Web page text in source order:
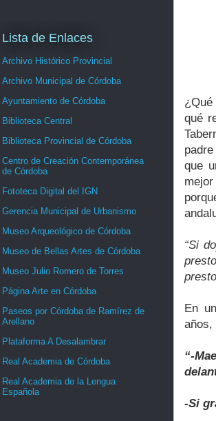
qué
que
“Si
En
años,
“-
-Si
Lista de Enlaces
Archivo Histórico Provincial
Archivo Municipal de Córdoba
Ayuntamiento de Córdoba
Biblioteca Central
Biblioteca Provincial de Córdoba
Centro de Creación Contemporánea
de Córdoba
Fototeca Digital del IGN
Gerencia Municipal de Urbanismo
Museo Arqueológico de Córdoba
Museo de Bellas Artes de Córdoba
Museo Julio Romero de Torres
Página Arte en Córdoba
Paseos por Córdoba de Ramírez de
Arellano
Plataforma A Desalambrar
Real Academia de Córdoba
Real Academia de la Lengua
Española